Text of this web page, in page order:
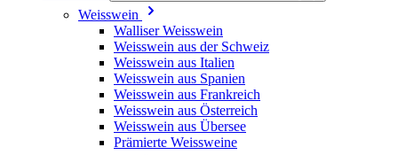
Weisswein
Walliser Weisswein
Weisswein aus der Schweiz
Weisswein aus Italien
Weisswein aus Spanien
Weisswein aus Frankreich
Weisswein aus Österreich
Weisswein aus Übersee
Prämierte Weissweine